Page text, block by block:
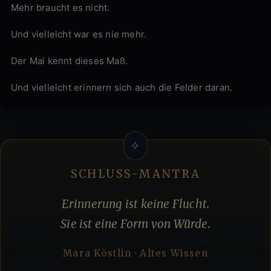
Mehr braucht es nicht.
Und vielleicht war es nie mehr.
Der Mai kennt dieses Maß.
Und vielleicht erinnern sich auch die Felder daran.
SCHLUSS-MANTRA
Erinnerung ist keine Flucht.
Sie ist eine Form von Würde.
Mara Köstlin · Altes Wissen